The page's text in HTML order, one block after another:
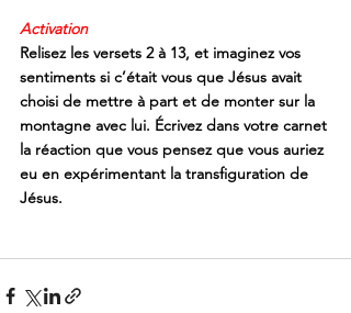
Activation
Relisez les versets 2 à 13, et imaginez vos
sentiments si c’était vous que Jésus avait
choisi de mettre à part et de monter sur la
montagne avec lui. Écrivez dans votre carnet
la réaction que vous pensez que vous auriez
eu en expérimentant la transfiguration de
Jésus.